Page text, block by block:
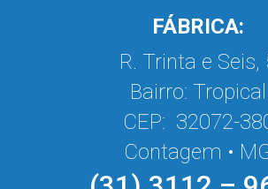
FÁBRICA:
R. Trinta e Seis,
Bairro: Tropical
CEP: 32072-
Contagem •